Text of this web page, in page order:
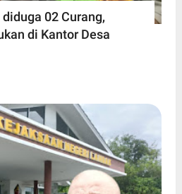
02 Curang,
di Kantor Desa